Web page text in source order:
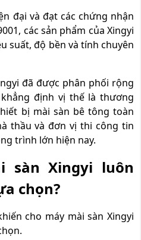
đại và đạt các chứng nhận
các sản phẩm của Xingyi
suất, độ bền và tính chuyên
đã được phân phối rộng
định vị thế là thương
bị mài sàn bê tông toàn
thầu và đơn vị thi công tin
trình lớn hiện nay.
sàn Xingyi luôn
chọn?
cho máy mài sàn Xingyi